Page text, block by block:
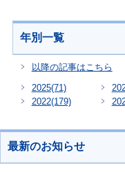
年別一覧
以降の記事はこちら
2025(71)
2022(179)
最新のお知らせ